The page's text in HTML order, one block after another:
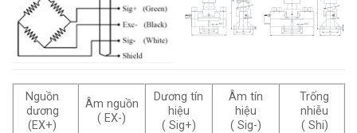
Nguồn
dương
(EX+)
Âm nguồn
( EX-)
Dương tín
hiệu
( Sig+)
Âm tín
hiệu
( Sig-)
Trống
nhiễu
( Shi)